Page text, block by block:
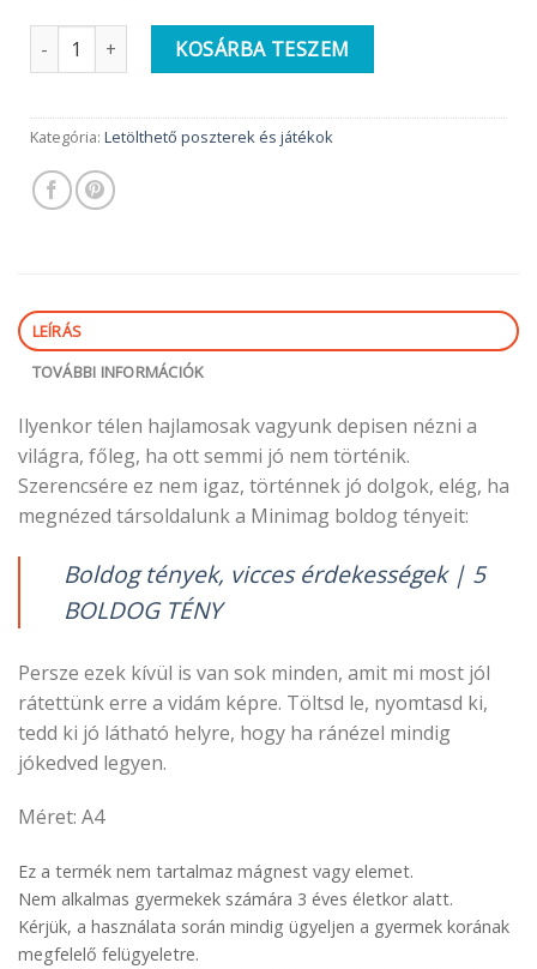
TE IS VÁROD? | letölthető jókedv, kép gyerekszobába |
KOSÁRBA TESZEM
Kategória: Letölthető poszterek és játékok
LEÍRÁS
TOVÁBBI INFORMÁCIÓK
Ilyenkor télen hajlamosak vagyunk depisen nézni a
világra, főleg, ha ott semmi jó nem történik.
Szerencsére ez nem igaz, történnek jó dolgok, elég, ha
megnézed társoldalunk a Minimag boldog tényeit:
Boldog tények, vicces érdekességek | 5
BOLDOG TÉNY
Persze ezek kívül is van sok minden, amit mi most jól
rátettünk erre a vidám képre. Töltsd le, nyomtasd ki,
tedd ki jó látható helyre, hogy ha ránézel mindig
jókedved legyen.
Méret: A4
Ez a termék nem tartalmaz mágnest vagy elemet.
Nem alkalmas gyermekek számára 3 éves életkor alatt.
Kérjük, a használata során mindig ügyeljen a gyermek korának
megfelelő felügyeletre.